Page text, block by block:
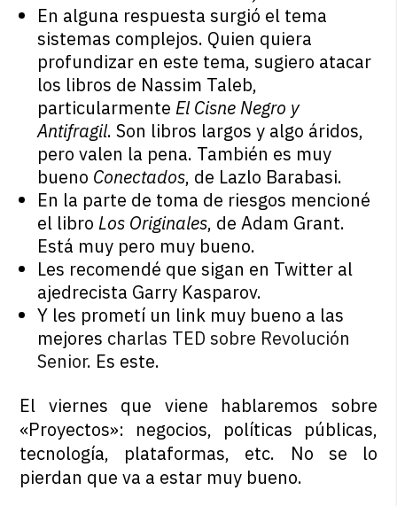
En alguna respuesta surgió el tema
sistemas complejos. Quien quiera
profundizar en este tema, sugiero atacar
los libros de Nassim Taleb,
particularmenteEl Cisne Negro y
Antifragil. Son libros largos y algo áridos,
pero valen la pena. También es muy
bueno Conectados, de Lazlo Barabasi.
En la parte de toma de riesgos mencioné
el libroLos Originales, de Adam Grant.
Está muy pero muy bueno.
Les recomendé que sigan en Twitter al
ajedrecista Garry Kasparov.
Y les prometí un link muy bueno a las
mejores charlas TED sobre Revolución
Senior. Es este.
El viernes que viene hablaremos sobre
«Proyectos»: negocios, políticas públicas,
tecnología, plataformas, etc. No se lo
pierdan que va a estar muy bueno.